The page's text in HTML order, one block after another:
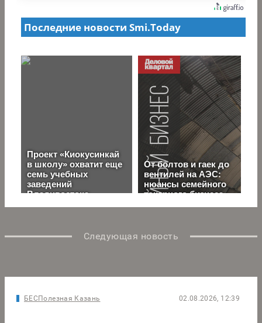
Следующая новость
БЕСПолезная Казань 02.08.2026, 12:39